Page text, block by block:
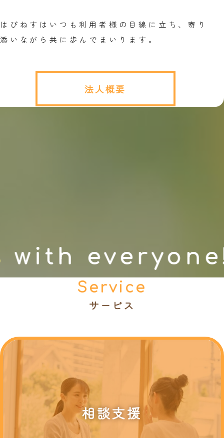
はぴねすはいつも利用者様の目線に立ち、寄り
添いながら共に歩んでまいります。
法人概要
everyone!
Service
サービス
相談支援